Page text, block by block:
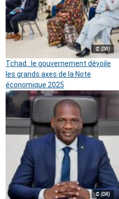
© (DR)
Tchad : le gouvernement dévoile
les grands axes de la Note
économique 2025
© (DR)